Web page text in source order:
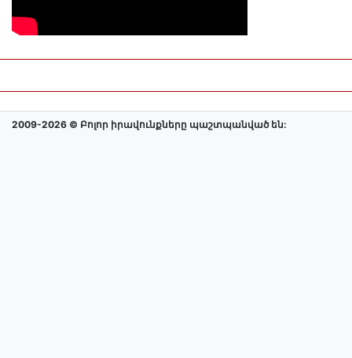
2009-2026 © Բոլոր իրավունքները պաշտպանված են: